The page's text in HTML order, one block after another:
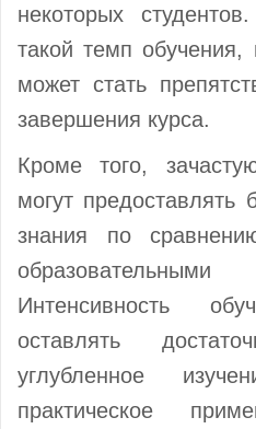
некоторых
такой темп
может стать
завершения курса.
Кроме того,
могут предоставлять
знания по
Интенсивность
оставлять
углубленное
практическое